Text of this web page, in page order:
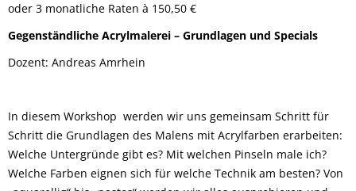
oder 3 monatliche Raten à 150,50 €
Gegenständliche Acrylmalerei – Grundlagen und Specials
Dozent: Andreas Amrhein
In diesem Workshop werden wir uns gemeinsam Schritt für
Schritt die Grundlagen des Malens mit Acrylfarben erarbeiten:
Welche Untergründe gibt es? Mit welchen Pinseln male ich?
Welche Farben eignen sich für welche Technik am besten? Von